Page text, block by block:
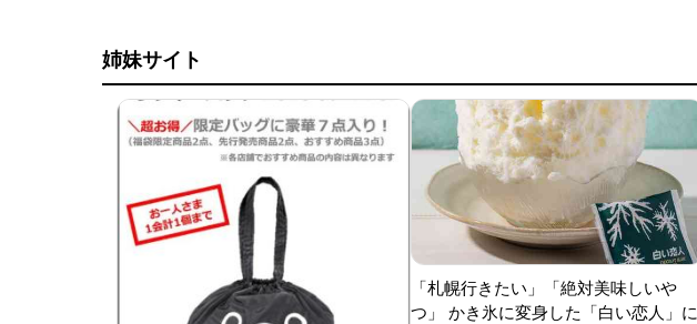
姉妹サイト
「札幌行きたい」「絶対美味しいや
つ」 かき氷に変身した「白い恋人」に